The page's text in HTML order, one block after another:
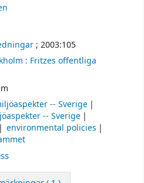
; 2003:105
: Fritzes offentliga
-- Sverige
-- Sverige
environmental policies